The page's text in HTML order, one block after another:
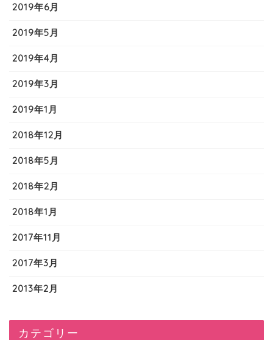
2019年6月
2019年5月
2019年4月
2019年3月
2019年1月
2018年12月
2018年5月
2018年2月
2018年1月
2017年11月
2017年3月
2013年2月
カテゴリー